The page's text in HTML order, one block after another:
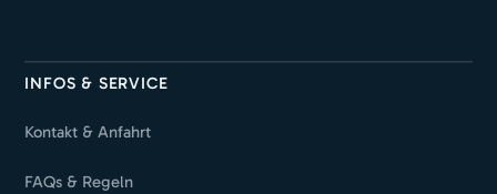
INFOS & SERVICE
Kontakt & Anfahrt
FAQs & Regeln